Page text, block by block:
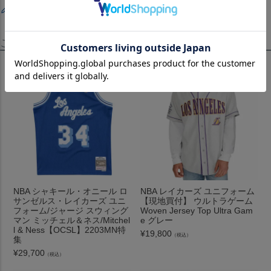
この商品を見たお客様はこちらも見ています！
NBA シャキール・オニール ロ
サンゼルス・レイカーズ ユニ
フォーム/ジャージ スウィング
マン ミッチェル＆ネス/Mitchel
l & Ness【OCSL】2203MN特
集
¥29,700 （税込）
NBA レイカーズ ユニフォーム
【現地買付】 ウルトラゲーム
Woven Jersey Top Ultra Gam
e グレー
¥19,800 （税込）